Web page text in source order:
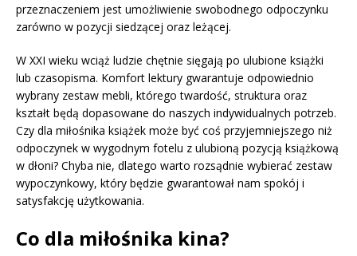
przeznaczeniem jest umożliwienie swobodnego odpoczynku
zarówno w pozycji siedzącej oraz leżącej.
W XXI wieku wciąż ludzie chętnie sięgają po ulubione książki
lub czasopisma. Komfort lektury gwarantuje odpowiednio
wybrany zestaw mebli, którego twardość, struktura oraz
kształt będą dopasowane do naszych indywidualnych potrzeb.
Czy dla miłośnika książek może być coś przyjemniejszego niż
odpoczynek w wygodnym fotelu z ulubioną pozycją książkową
w dłoni? Chyba nie, dlatego warto rozsądnie wybierać zestaw
wypoczynkowy, który będzie gwarantował nam spokój i
satysfakcję użytkowania.
Co dla miłośnika kina?